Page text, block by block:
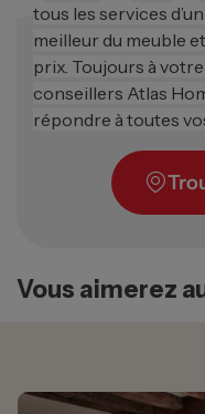
tous les services
meilleur du meuble
prix. Toujours à
conseillers Atlas
répondre à toutes
Vous aimerez